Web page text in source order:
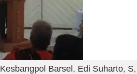
Barsel, Edi Suharto,